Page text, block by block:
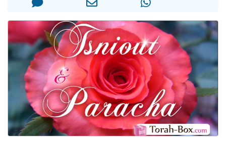
3 personnes viennent de faire un don pour 5 jours de vacances aux Orphelins
Odaya vient de donner son Maasser